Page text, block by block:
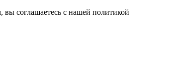
вы соглашаетесь с нашей политикой